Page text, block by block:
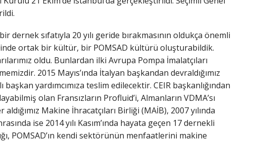
dernek sıfatıyla 20 yılı geride bırakmasının oldukça önemli
ortak bir kültür, bir POMSAD kültürü oluşturabildik.
oldu. Bunlardan ilki Avrupa Pompa İmalatçıları
2015 Mayıs’ında İtalyan başkandan devraldığımız
yardımcımıza teslim edilecektir. CEIR başkanlığından
olan Fransızların Profluid’i, Almanların VDMA’sı
Makine İhracatçıları Birliği (MAİB), 2007 yılında
ise 2014 yılı Kasım’ında hayata geçen 17 dernekli
POMSAD’ın kendi sektörünün menfaatlerini makine